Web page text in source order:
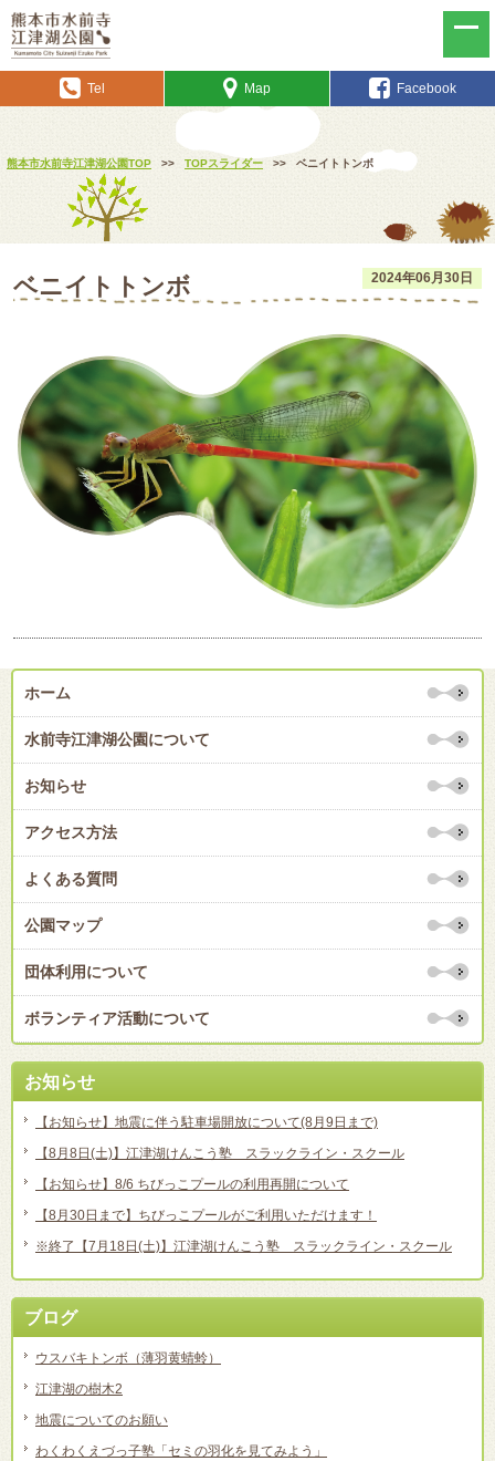
Tel Map Facebook
熊本市水前寺江津湖公園TOP >> TOPスライダー >> ベニイトトンボ
2024年06月30日
ベニイトトンボ
ホーム
水前寺江津湖公園について
お知らせ
アクセス方法
よくある質問
公園マップ
団体利用について
ボランティア活動について
お知らせ
【お知らせ】地震に伴う駐車場開放について(8月9日まで)
【8月8日(土)】江津湖けんこう塾 スラックライン・スクール
【お知らせ】8/6 ちびっこプールの利用再開について
【8月30日まで】ちびっこプールがご利用いただけます！
※終了【7月18日(土)】江津湖けんこう塾 スラックライン・スクール
ブログ
ウスバキトンボ（薄羽黄蜻蛉）
江津湖の樹木2
地震についてのお願い
わくわくえづっ子塾「セミの羽化を見てみよう」